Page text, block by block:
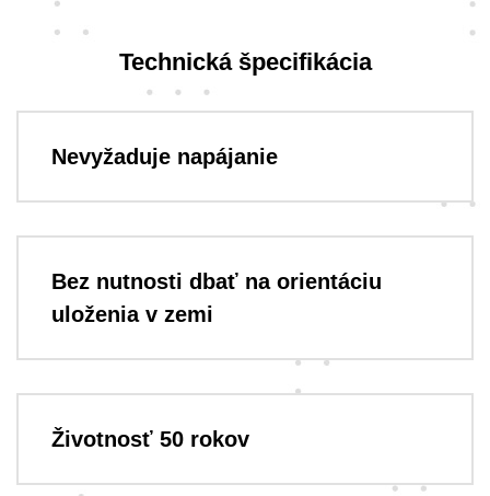
Technická špecifikácia
Nevyžaduje napájanie
Bez nutnosti dbať na orientáciu
uloženia v zemi
Životnosť 50 rokov